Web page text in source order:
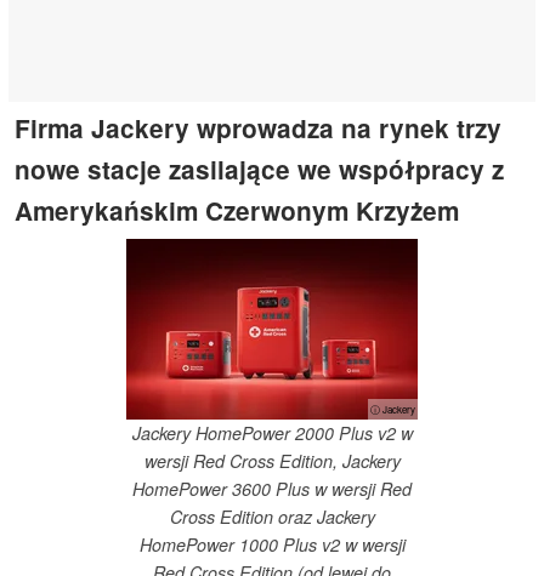
Firma Jackery wprowadza na rynek trzy
nowe stacje zasilające we współpracy z
Amerykańskim Czerwonym Krzyżem
ⓘ Jackery
Jackery HomePower 2000 Plus v2 w
wersji Red Cross Edition, Jackery
HomePower 3600 Plus w wersji Red
Cross Edition oraz Jackery
HomePower 1000 Plus v2 w wersji